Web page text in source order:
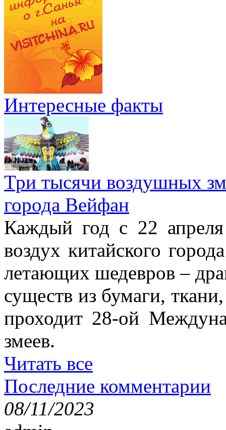
Интересные факты
Три тысячи воздушных
города Вейфан
Каждый год с 22
воздух китайского
летающих шедевров –
существ из бумаги,
проходит 28-ой
змеев.
Читать все
Последние комментарии
08/11/2023